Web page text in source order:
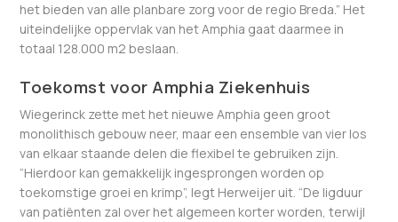
het bieden van alle planbare zorg voor de regio Breda.” Het
uiteindelijke oppervlak van het Amphia gaat daarmee in
totaal 128.000 m2 beslaan.
Toekomst voor Amphia Ziekenhuis
Wiegerinck zette met het nieuwe Amphia geen groot
monolithisch gebouw neer, maar een ensemble van vier los
van elkaar staande delen die flexibel te gebruiken zijn.
“Hierdoor kan gemakkelijk ingesprongen worden op
toekomstige groei en krimp”, legt Herweijer uit. “De ligduur
van patiënten zal over het algemeen korter worden, terwijl